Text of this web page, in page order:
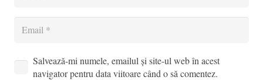
Salvează-mi numele, emailul și site-ul web în acest
navigator pentru data viitoare când o să comentez.